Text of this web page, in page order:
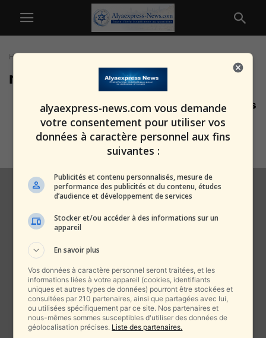
Home
résilience d’Israël
Après les images bouleversantes
des otages : Gideon Saar appelle
le...
alxprss_sab
alyaexpress-news.com vous demande
votre consentement pour utiliser vos
données à caractère personnel aux fins
suivantes :
Publicités et contenu personnalisés, mesure de
performance des publicités et du contenu, études
d’audience et développement de services
Stocker et/ou accéder à des informations sur un
appareil
En savoir plus
Vos données à caractère personnel seront traitées, et les
informations liées à votre appareil (cookies, identifiants
uniques et autres types de données) pourront être stockées et
consultées par 210 partenaires, ainsi que partagées avec lui,
ou utilisées spécifiquement par ce site. Nos partenaires et
nous-mêmes sommes susceptibles d'utiliser des données de
géolocalisation précises. Liste des partenaires.